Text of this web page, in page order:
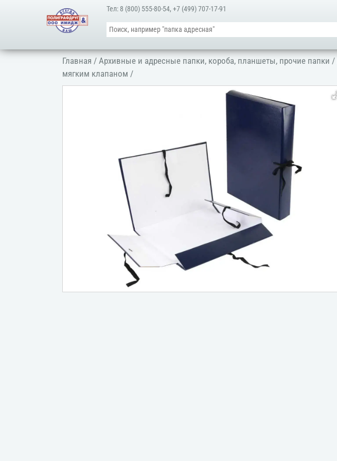
Тел: 8 (800) 555-80-54,+7 (499) 707-17-91
Главная /Архивные и адресные папки, короба, планшеты, прочие папки /
мягким клапаном /